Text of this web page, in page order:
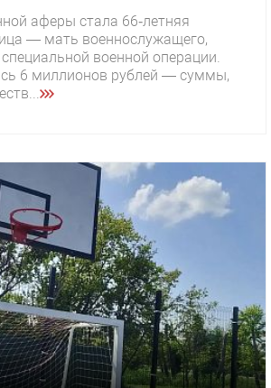
аферы стала 66‑летняя
— мать военнослужащего,
военной операции.
6 миллионов рублей — суммы,